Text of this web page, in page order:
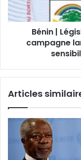
Bénin |
campagne
Articles